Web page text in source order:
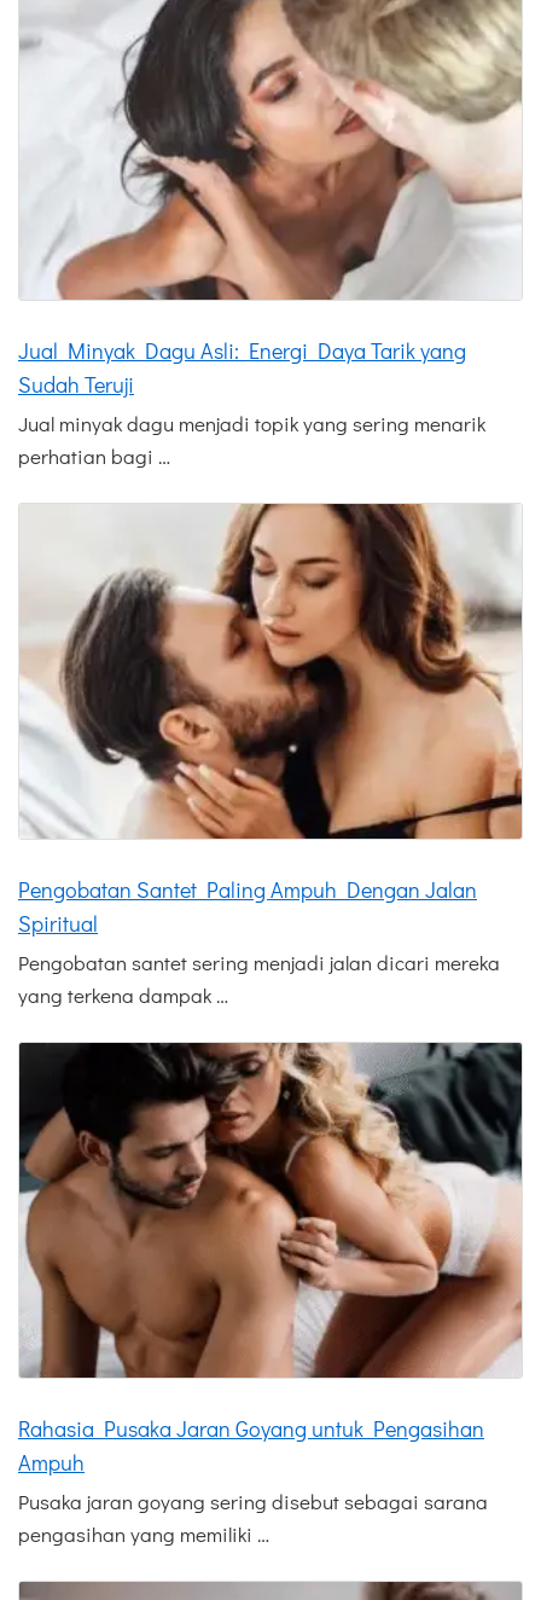
Jual Minyak Dagu Asli: Energi Daya Tarik yang
Sudah Teruji
Jual minyak dagu menjadi topik yang sering menarik
perhatian bagi …
Pengobatan Santet Paling Ampuh Dengan Jalan
Spiritual
Pengobatan santet sering menjadi jalan dicari mereka
yang terkena dampak …
Rahasia Pusaka Jaran Goyang untuk Pengasihan
Ampuh
Pusaka jaran goyang sering disebut sebagai sarana
pengasihan yang memiliki …